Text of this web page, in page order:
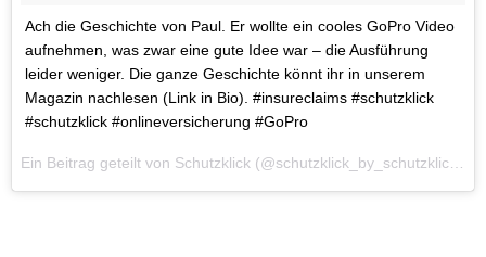
Ach die Geschichte von Paul. Er wollte ein cooles GoPro Video
aufnehmen, was zwar eine gute Idee war – die Ausführung
leider weniger. Die ganze Geschichte könnt ihr in unserem
Magazin nachlesen (Link in Bio). #insureclaims #schutzklick
#schutzklick #onlineversicherung #GoPro
Ein Beitrag geteilt von Schutzklick (@schutzklick_by_schutzklick) am